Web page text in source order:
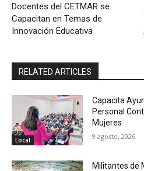
Docentes del CETMAR se
Capacitan en Temas de
Innovación Educativa
RELATED ARTICLES
Local
Capacita
Personal
Mujeres
9 agosto, 2026
Militantes de